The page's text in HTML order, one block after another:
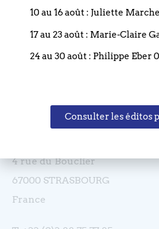
Suivant
Coordonnées
4 rue du Bouclier
67000 STRASBOURG
France
10 au 16 août : Juliette
17 au 23 août : Marie-Claire
24 au 30 août : Philippe Eber
Consulter les éditos